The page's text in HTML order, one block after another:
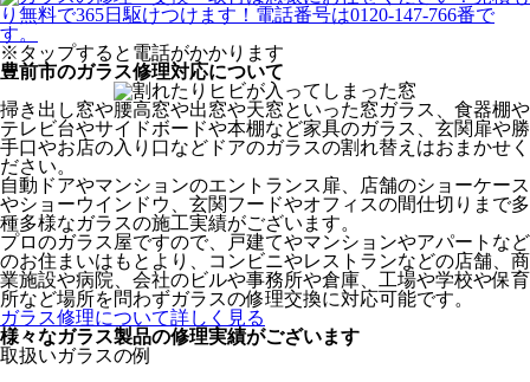
※タップすると電話がかかります
豊前市のガラス修理対応について
掃き出し窓や腰高窓や出窓や天窓といった窓ガラス、食器棚や
テレビ台やサイドボードや本棚など家具のガラス、玄関扉や勝
手口やお店の入り口などドアのガラスの割れ替えはおまかせく
ださい。
自動ドアやマンションのエントランス扉、店舗のショーケース
やショーウインドウ、玄関フードやオフィスの間仕切りまで多
種多様なガラスの施工実績がございます。
プロのガラス屋ですので、戸建てやマンションやアパートなど
のお住まいはもとより、コンビニやレストランなどの店舗、商
業施設や病院、会社のビルや事務所や倉庫、工場や学校や保育
所など場所を問わずガラスの修理交換に対応可能です。
ガラス修理について詳しく見る
様々なガラス製品の修理実績がございます
取扱いガラスの例